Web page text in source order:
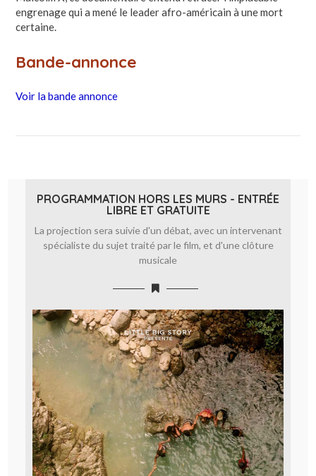
engrenage qui a mené le leader afro-américain à une mort
certaine.
Bande-annonce
Voir la bande annonce
PROGRAMMATION HORS LES MURS - ENTRÉE
LIBRE ET GRATUITE
La projection sera suivie d'un débat, avec un intervenant
spécialiste du sujet traité par le film, et d'une clôture
musicale